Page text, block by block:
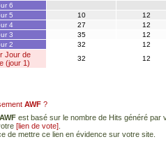
6
5
10
12
4
27
12
3
35
12
2
32 12
Jour de
(jour 1)
32 12
AWF ?
AWF est basé sur le nombre de Hits généré
[lien de vote]
de mettre ce lien en évidence sur votre site.